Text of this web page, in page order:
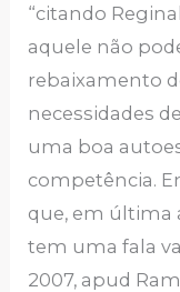
“citando
aquele não
rebaixamento
necessidades
uma boa
competência.
que, em última
tem uma fala
2007, apud